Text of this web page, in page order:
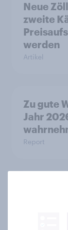
Neue
zweite
werden
Artikel
Zu gute
Jahr
Report
für viele
Artikel